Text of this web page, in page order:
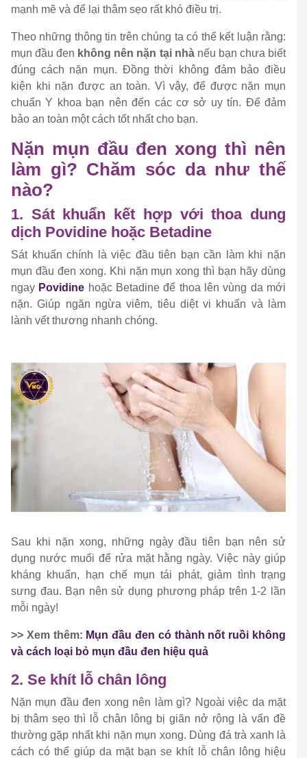
mạnh mẽ và để lại thâm sẹo rất khó điều trị.
Theo những thông tin trên chúng ta có thể kết luận rằng:
mụn đầu đen không nên nặn tại nhànếu bạn chưa biết
đúng cách nặn mụn. Đồng thời không đảm bảo điều
kiện khi nặn được an toàn. Vì vậy, để được nặn mụn
chuẩn Y khoa bạn nên đến các cơ sở uy tín. Để đảm
bảo an toàn một cách tốt nhất cho bạn.
Nặn mụn đầu đen xong thì nên
làm gì? Chăm sóc da như thế
nào?
1. Sát khuẩn kết hợp với thoa dung
dịch Povidine hoặc Betadine
Sát khuẩn chính là việc đầu tiên bạn cần làm khi nặn
mụn đầu đen xong. Khi nặn mụn xong thì bạn hãy dùng
ngay Povidine hoặc Betadine để thoa lên vùng da mới
nặn. Giúp ngăn ngừa viêm, tiêu diệt vi khuẩn và làm
lành vết thương nhanh chóng.
Sau khi nặn xong, những ngày đầu tiên bạn nên sử
dụng nước muối để rửa mặt hằng ngày. Việc này giúp
kháng khuẩn, hạn chế mụn tái phát, giảm tình trạng
sưng đau. Bạn nên sử dụng phương pháp trên 1-2 lần
mỗi ngày!
>> Xem thêm: Mụn đầu đen có thành nốt ruồi không
và cách loại bỏ mụn đầu đen hiệu quả
2. Se khít lỗ chân lông
Nặn mụn đầu đen xong nên làm gì? Ngoài việc da mặt
bị thâm sẹo thì lỗ chân lông bị giãn nở rộng là vấn đề
thường gặp nhất khi nặn mụn xong. Dùng đá trà xanh là
cách có thể giúp da mặt bạn se khít lỗ chân lông hiệu